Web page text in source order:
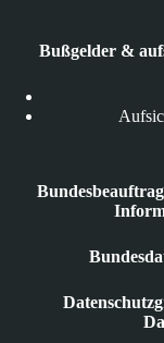
Bußgelder &